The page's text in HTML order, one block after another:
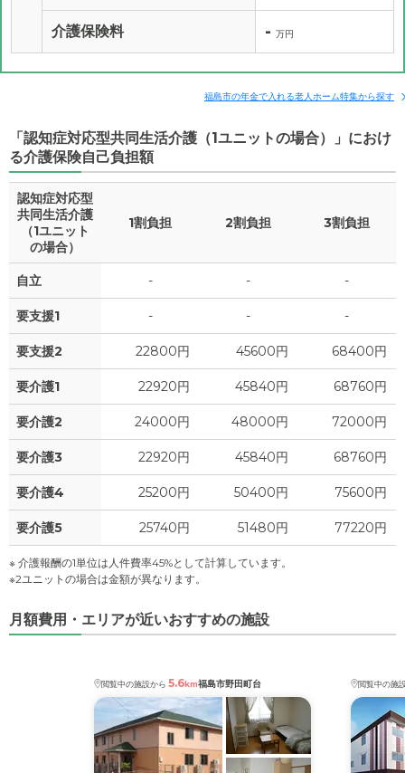
介護保険料 - 万円
福島市の年金で入れる老人ホーム特集から探す
「認知症対応型共同生活介護（1ユニットの場合）」におけ
る介護保険自己負担額
認知症対応型
共同生活介護
（1ユニット
の場合）
1割負担 2割負担 3割負担
自立 - - -
要支援1 - - -
要支援2 22800円 45600円 68400円
要介護1 22920円 45840円 68760円
要介護2 24000円 48000円 72000円
要介護3 22920円 45840円 68760円
要介護4 25200円 50400円 75600円
要介護5 25740円 51480円 77220円
※ 介護報酬の1単位は人件費率45%として計算しています。
※2ユニットの場合は金額が異なります。
月額費用・エリアが近いおすすめの施設
閲覧中の施設から 5.6km福島市野田町台 閲覧中の施